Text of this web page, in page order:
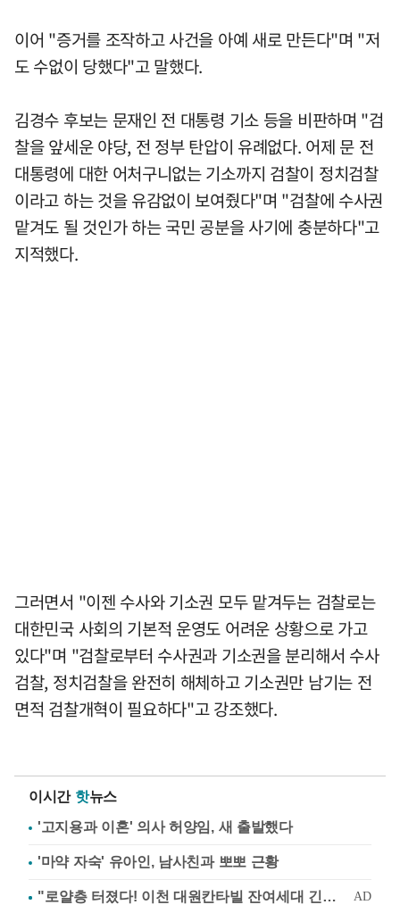
이어 "증거를 조작하고 사건을 아예 새로 만든다"며 "저
도 수없이 당했다"고 말했다.
김경수 후보는 문재인 전 대통령 기소 등을 비판하며 "검
찰을 앞세운 야당, 전 정부 탄압이 유례없다. 어제 문 전
대통령에 대한 어처구니없는 기소까지 검찰이 정치검찰
이라고 하는 것을 유감없이 보여줬다"며 "검찰에 수사권
맡겨도 될 것인가 하는 국민 공분을 사기에 충분하다"고
지적했다.
그러면서 "이젠 수사와 기소권 모두 맡겨두는 검찰로는
대한민국 사회의 기본적 운영도 어려운 상황으로 가고
있다"며 "검찰로부터 수사권과 기소권을 분리해서 수사
검찰, 정치검찰을 완전히 해체하고 기소권만 남기는 전
면적 검찰개혁이 필요하다"고 강조했다.
이시간 핫뉴스
'고지용과 이혼' 의사 허양임, 새 출발했다
'마약 자숙' 유아인, 남사친과 뽀뽀 근황